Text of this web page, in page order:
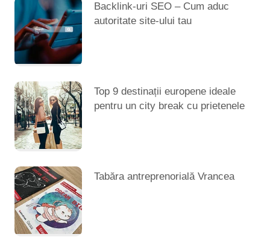
Backlink-uri SEO – Cum aduc
autoritate site-ului tau
Top 9 destinații europene ideale
pentru un city break cu prietenele
Tabăra antreprenorială Vrancea